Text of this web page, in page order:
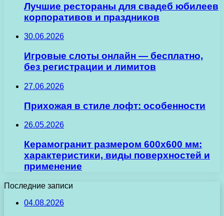
Лучшие рестораны для свадеб юбилеев
корпоративов и праздников
30.06.2026
Игровые слоты онлайн — бесплатно,
без регистрации и лимитов
27.06.2026
Прихожая в стиле лофт: особенности
26.05.2026
Керамогранит размером 600х600 мм:
характеристики, виды поверхностей и
применение
Последние записи
04.08.2026